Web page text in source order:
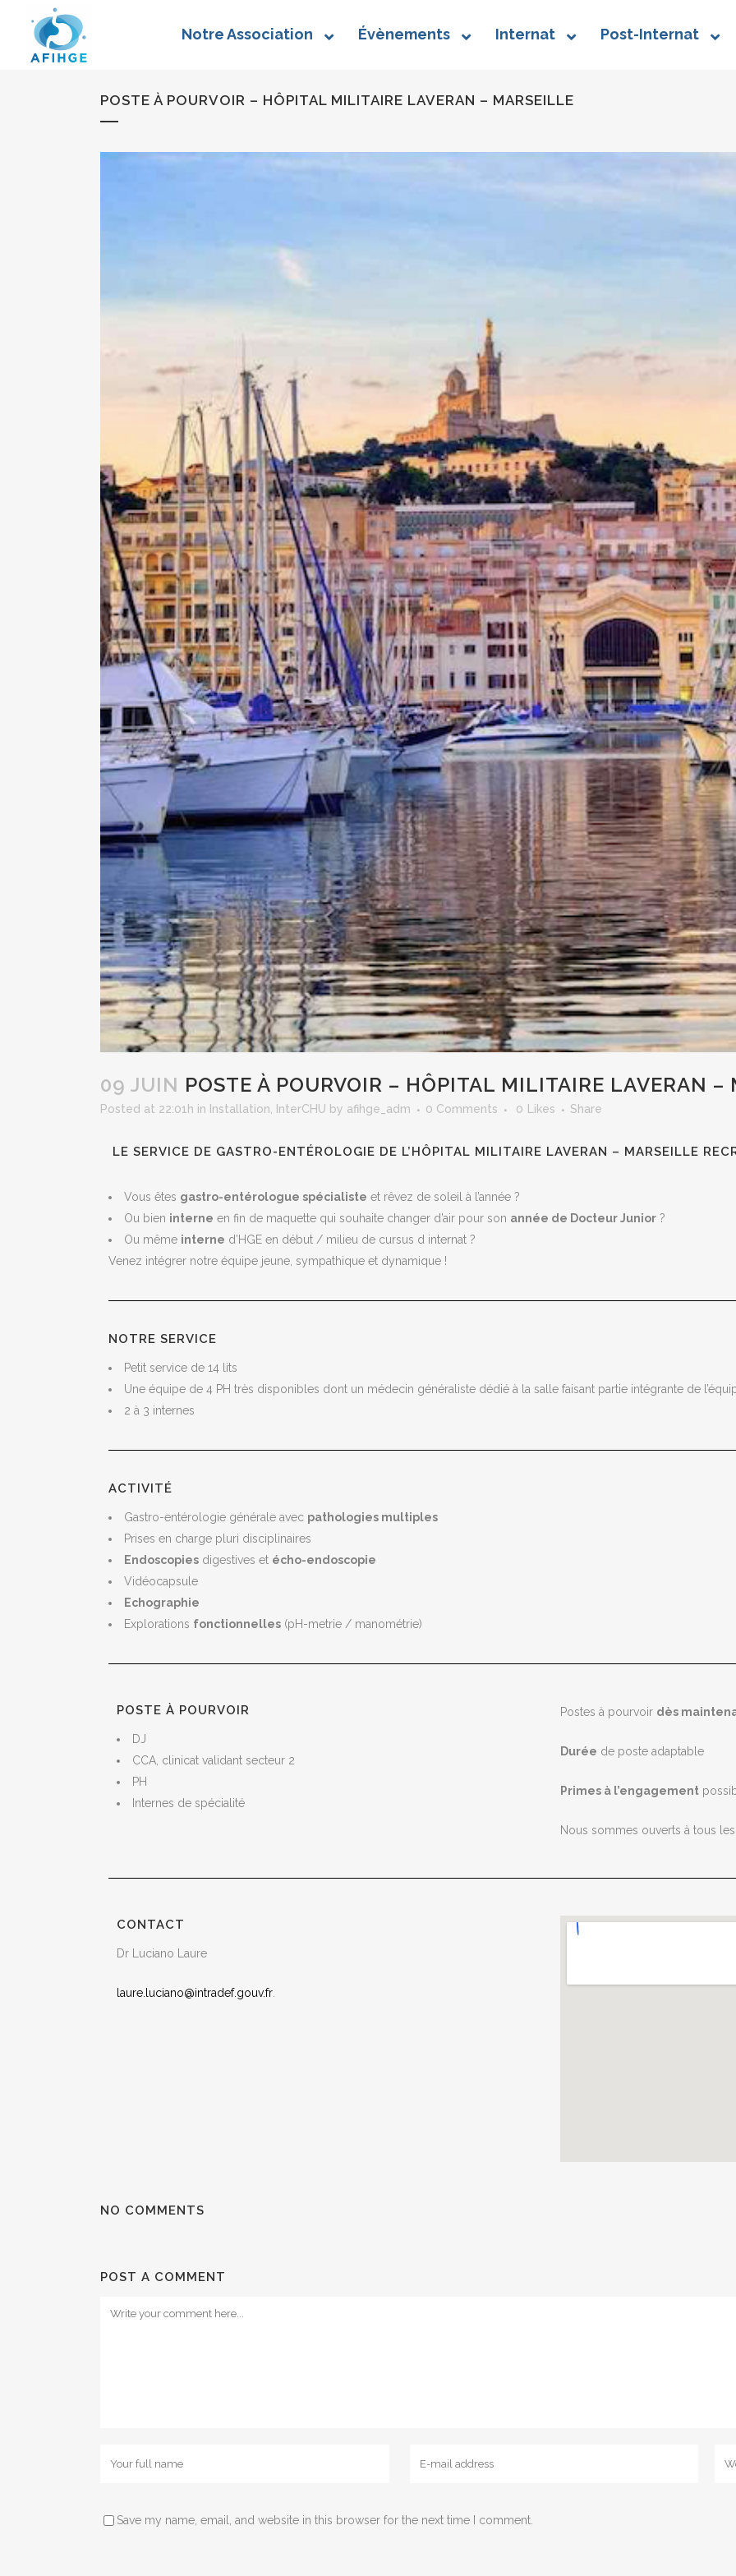
Notre Association Évènements Internat Post-Internat
POSTE À POURVOIR – HÔPITAL MILITAIRE LAVERAN – MARSEILLE
09 JUIN POSTE À POURVOIR – HÔPITAL MILITAIRE LAVERAN –
Posted at 22:01h in Installation InterCHU by afihge_adm 0 Comments 0 Likes Share
LE SERVICE DE GASTRO-ENTÉROLOGIE DE L’HÔPITAL MILITAIRE LAVERAN – MARSEILLE
Vous êtes gastro-entérologue spécialiste et rêvez de soleil à l’année ?
Ou bien interne en fin de maquette qui souhaite changer d’air pour son année de Docteur Junior ?
Ou même interne d’HGE en début / milieu de cursus d internat ?
Venez intégrer notre équipe jeune, sympathique et dynamique !
NOTRE SERVICE
Petit service de 14 lits
Une équipe de 4 PH très disponibles dont un médecin généraliste dédié à la salle faisant partie intégrante de
2 à 3 internes
ACTIVITÉ
Gastro-entérologie générale avec pathologies multiples
Prises en charge pluri disciplinaires
Endoscopies digestives et écho-endoscopie
Vidéocapsule
Echographie
Explorations fonctionnelles (pH-metrie / manométrie)
POSTE À POURVOIR
DJ
CCA, clinicat validant secteur 2
PH
Internes de spécialité
Postes à pourvoir dès
Durée de poste adaptable
Primes à l’engagement
Nous sommes ouverts à tous
CONTACT
Dr Luciano Laure
laure.luciano@intradef.gouv.fr
NO COMMENTS
POST A COMMENT
Save my name, email, and website in this browser for the next time I comment.